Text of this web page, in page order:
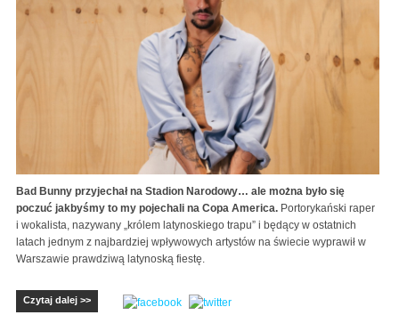
Bad Bunny przyjechał na Stadion Narodowy… ale można było się
poczuć jakbyśmy to my pojechali na Copa America. Portorykański raper
i wokalista, nazywany „królem latynoskiego trapu” i będący w ostatnich
latach jednym z najbardziej wpływowych artystów na świecie wyprawił w
Warszawie prawdziwą latynoską fiestę.
Czytaj dalej >>